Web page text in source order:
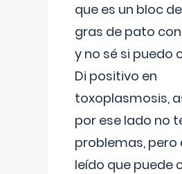
que es un bloc
gras de pato
y no sé si puedo
Di positivo en
toxoplasmosis,
por ese lado no
problemas, pero
leído que puede